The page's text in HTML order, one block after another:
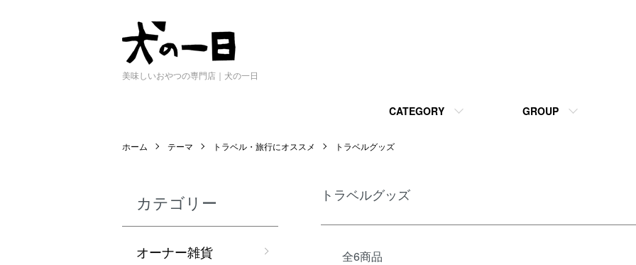
美味しいおやつの専門店｜犬の一日
CATEGORY GROUP
ホーム テーマ トラベル・旅行にオススメ トラベルグッズ
トラベルグッズ
全6商品
カテゴリー
オーナー雑貨